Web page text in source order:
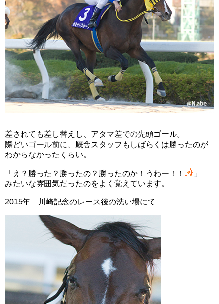
差されても差し替えし、アタマ差での先頭ゴール。
際どいゴール前に、厩舎スタッフもしばらくは勝ったのが
わからなかったくらい。
「え？勝った？勝ったの？勝ったのか！うわー！！
」
みたいな雰囲気だったのをよく覚えています。
2015年 川崎記念のレース後の洗い場にて